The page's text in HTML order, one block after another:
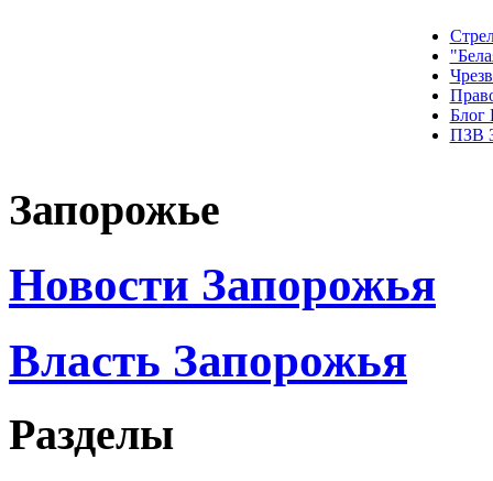
Блог
ПЗВ
Запорожье
Новости Запорожья
Власть Запорожья
Разделы